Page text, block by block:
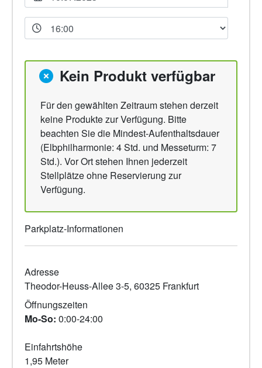
Kein Produkt verfügbar
Für den gewählten Zeitraum stehen derzeit
keine Produkte zur Verfügung. Bitte
beachten Sie die Mindest-Aufenthaltsdauer
(Elbphilharmonie: 4 Std. und Messeturm: 7
Std.). Vor Ort stehen Ihnen jederzeit
Stellplätze ohne Reservierung zur
Verfügung.
Parkplatz-Informationen
Adresse
Theodor-Heuss-Allee 3-5, 60325 Frankfurt
Öffnungszeiten
Mo-So: 0:00-24:00
Einfahrtshöhe
1,95 Meter